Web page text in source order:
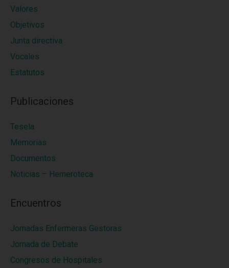
Valores
Objetivos
Junta directiva
Vocales
Estatutos
Publicaciones
Tesela
Memorias
Documentos
Noticias – Hemeroteca
Encuentros
Jornadas Enfermeras Gestoras
Jornada de Debate
Congresos de Hospitales